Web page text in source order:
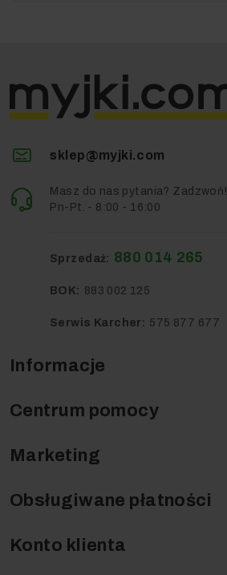
Sposób Użycia
Przygotować odpowiedni
Równomiernie
całej powierzchni
Pozostawić na 2-5 minut
odpowiedniego efektu
Dokładnie spłukać wodą.
Kluczowe zalety:
eksploatacyjnych – oleje,
idealna do maszyn
Informacje
Centrum pomocy
Marketing
Obsługiwane płatności
Konto klienta
sklep@myjki.com
Masz do nas pytania? Zadzwoń!
Pn-Pt. - 8:00 - 16:00
Sprzedaż: 880 014 265
BOK: 883 002 125
Serwis Karcher: 575 877 677